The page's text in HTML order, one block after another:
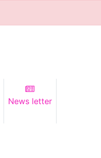
News letter